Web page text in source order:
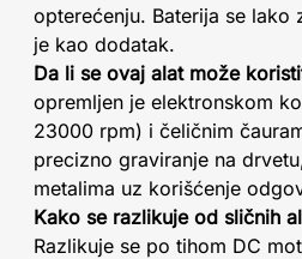
opterećenju. Baterija se lako
je kao dodatak.
Da li se ovaj alat može
opremljen je elektronskom
23000 rpm) i čeličnim
precizno graviranje na
metalima uz korišćenje
Kako se razlikuje od sličnih
Razlikuje se po tihom DC